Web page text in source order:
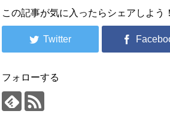
この記事が気に入ったらシェアしよう
フォローする